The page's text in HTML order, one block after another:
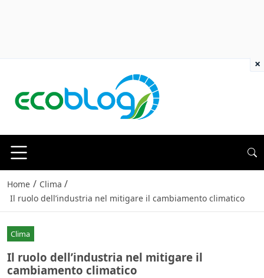
Home / Clima /
Il ruolo dell’industria nel mitigare il cambiamento climatico
Clima
Il ruolo dell’industria nel mitigare il
cambiamento climatico
×